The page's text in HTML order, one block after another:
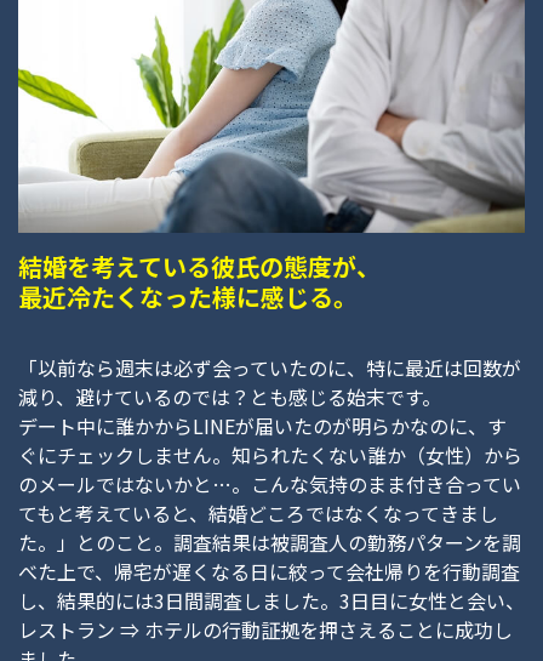
結婚を考えている彼氏の態度が、
最近冷たくなった様に感じる。
「以前なら週末は必ず会っていたのに、特に最近は回数が
減り、避けているのでは？とも感じる始末です。
デート中に誰かからLINEが届いたのが明らかなのに、す
ぐにチェックしません。知られたくない誰か（女性）から
のメールではないかと…。こんな気持のまま付き合ってい
てもと考えていると、結婚どころではなくなってきまし
た。」とのこと。調査結果は被調査人の勤務パターンを調
べた上で、帰宅が遅くなる日に絞って会社帰りを行動調査
し、結果的には3日間調査しました。3日目に女性と会い、
レストラン ⇒ ホテルの行動証拠を押さえることに成功し